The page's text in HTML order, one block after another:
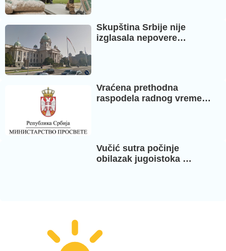
Skupština Srbije nije
izglasala nepovere…
Vraćena prethodna
raspodela radnog vreme…
Vučić sutra počinje
obilazak jugoistoka …